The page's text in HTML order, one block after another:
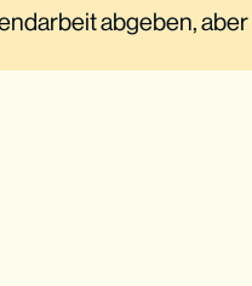
abgeben, aber